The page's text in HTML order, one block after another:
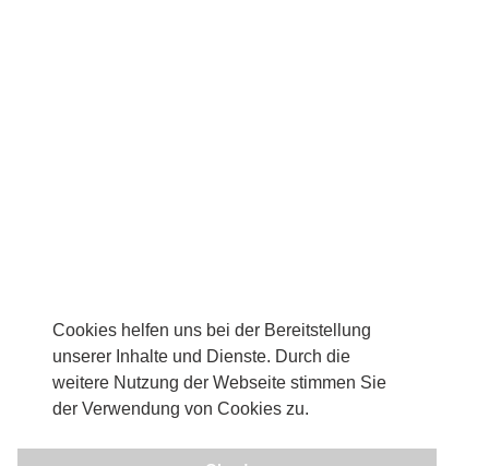
Cookies helfen uns bei der Bereitstellung
unserer Inhalte und Dienste. Durch die
weitere Nutzung der Webseite stimmen Sie
der Verwendung von Cookies zu.